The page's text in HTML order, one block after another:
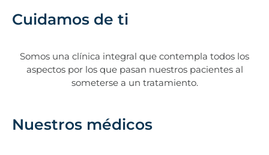
Cuidamos de ti
Somos una clínica integral que contempla todos los
aspectos por los que pasan nuestros pacientes al
someterse a un tratamiento.
Nuestros médicos